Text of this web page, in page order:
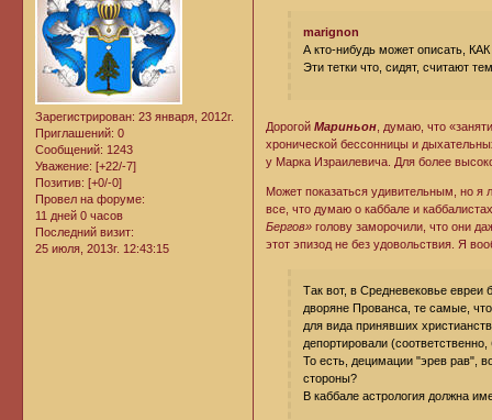
Зарегистрирован: 23 января, 2012г.
Приглашений: 0
Сообщений: 1243
Уважение: [+22/-7]
Позитив: [+0/-0]
Провел на форуме:
11 дней 0 часов
Последний визит:
25 июля, 2013г. 12:43:15
marignon
А кто-нибудь может описать,
Эти тетки что, сидят, считают
ДорогойМариньон , думаю, что
хронической бессонницы и
у Марка Израилевича. Для более
Может показаться удивительным, но я
все, что думаю о каббале и
Бергов» голову заморочили, что они
этот эпизод не без удовольствия. Я
Так вот, в Средневековье
дворяне Прованса, те самые,
для вида принявших
депортировали
То есть, децимации "эрев рав",
стороны?
В каббале астрология должна